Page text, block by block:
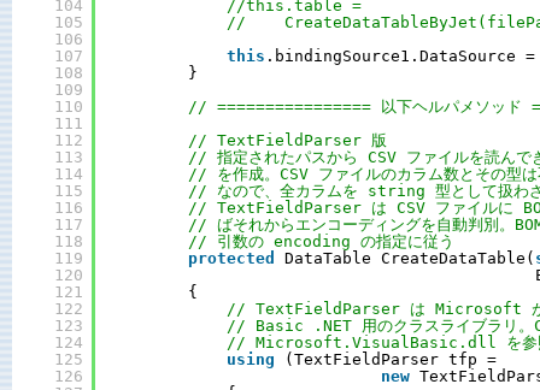
104
105
106
107
108
109
110
111
112
113
114
115
116
117
118
119
120
121
122
123
124
125
126
//this.table =
//
this .bindingSource1.DataSource
}
// ================ 以下ヘルパメソッド
// TextFieldParser 版
// 指定されたパスから CSV ファイルを読ん
// を作成。CSV ファイルのカラム数とその型は
// なので、全カラムを string 型として扱わ
// TextFieldParser は CSV ファイルに
// ばそれからエンコーディングを自動判別。
// 引数の encoding の指定に従う
protected
DataTable CreateDataTable(
{
// TextFieldParser は Microsoft が
// Basic .NET 用のクラスライブラリ。
// Microsoft.VisualBasic.dll を参照
using
(TextFieldParser tfp =
new